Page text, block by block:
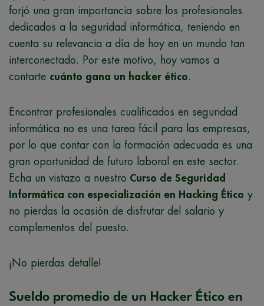
forjó una gran importancia sobre los profesionales
dedicados a la seguridad informática, teniendo en
cuenta su relevancia a día de hoy en un mundo tan
interconectado. Por este motivo, hoy vamos a
contarte cuánto gana un hacker ético
Encontrar profesionales cualificados en seguridad
informática no es una tarea fácil para las empresas,
por lo que contar con la formación adecuada es una
gran oportunidad de futuro laboral en este sector.
Echa un vistazo a nuestro Curso de Seguridad
Informática con especialización en Hacking Ético y
no pierdas la ocasión de disfrutar del salario y
complementos del puesto.
¡No pierdas detalle!
Sueldo promedio de un Hacker Ético en